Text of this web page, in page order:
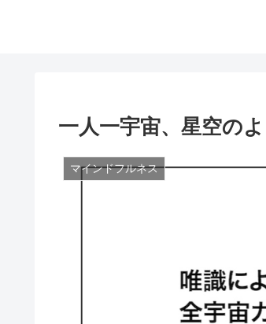
一人一宇宙、星空の
マインドフルネス